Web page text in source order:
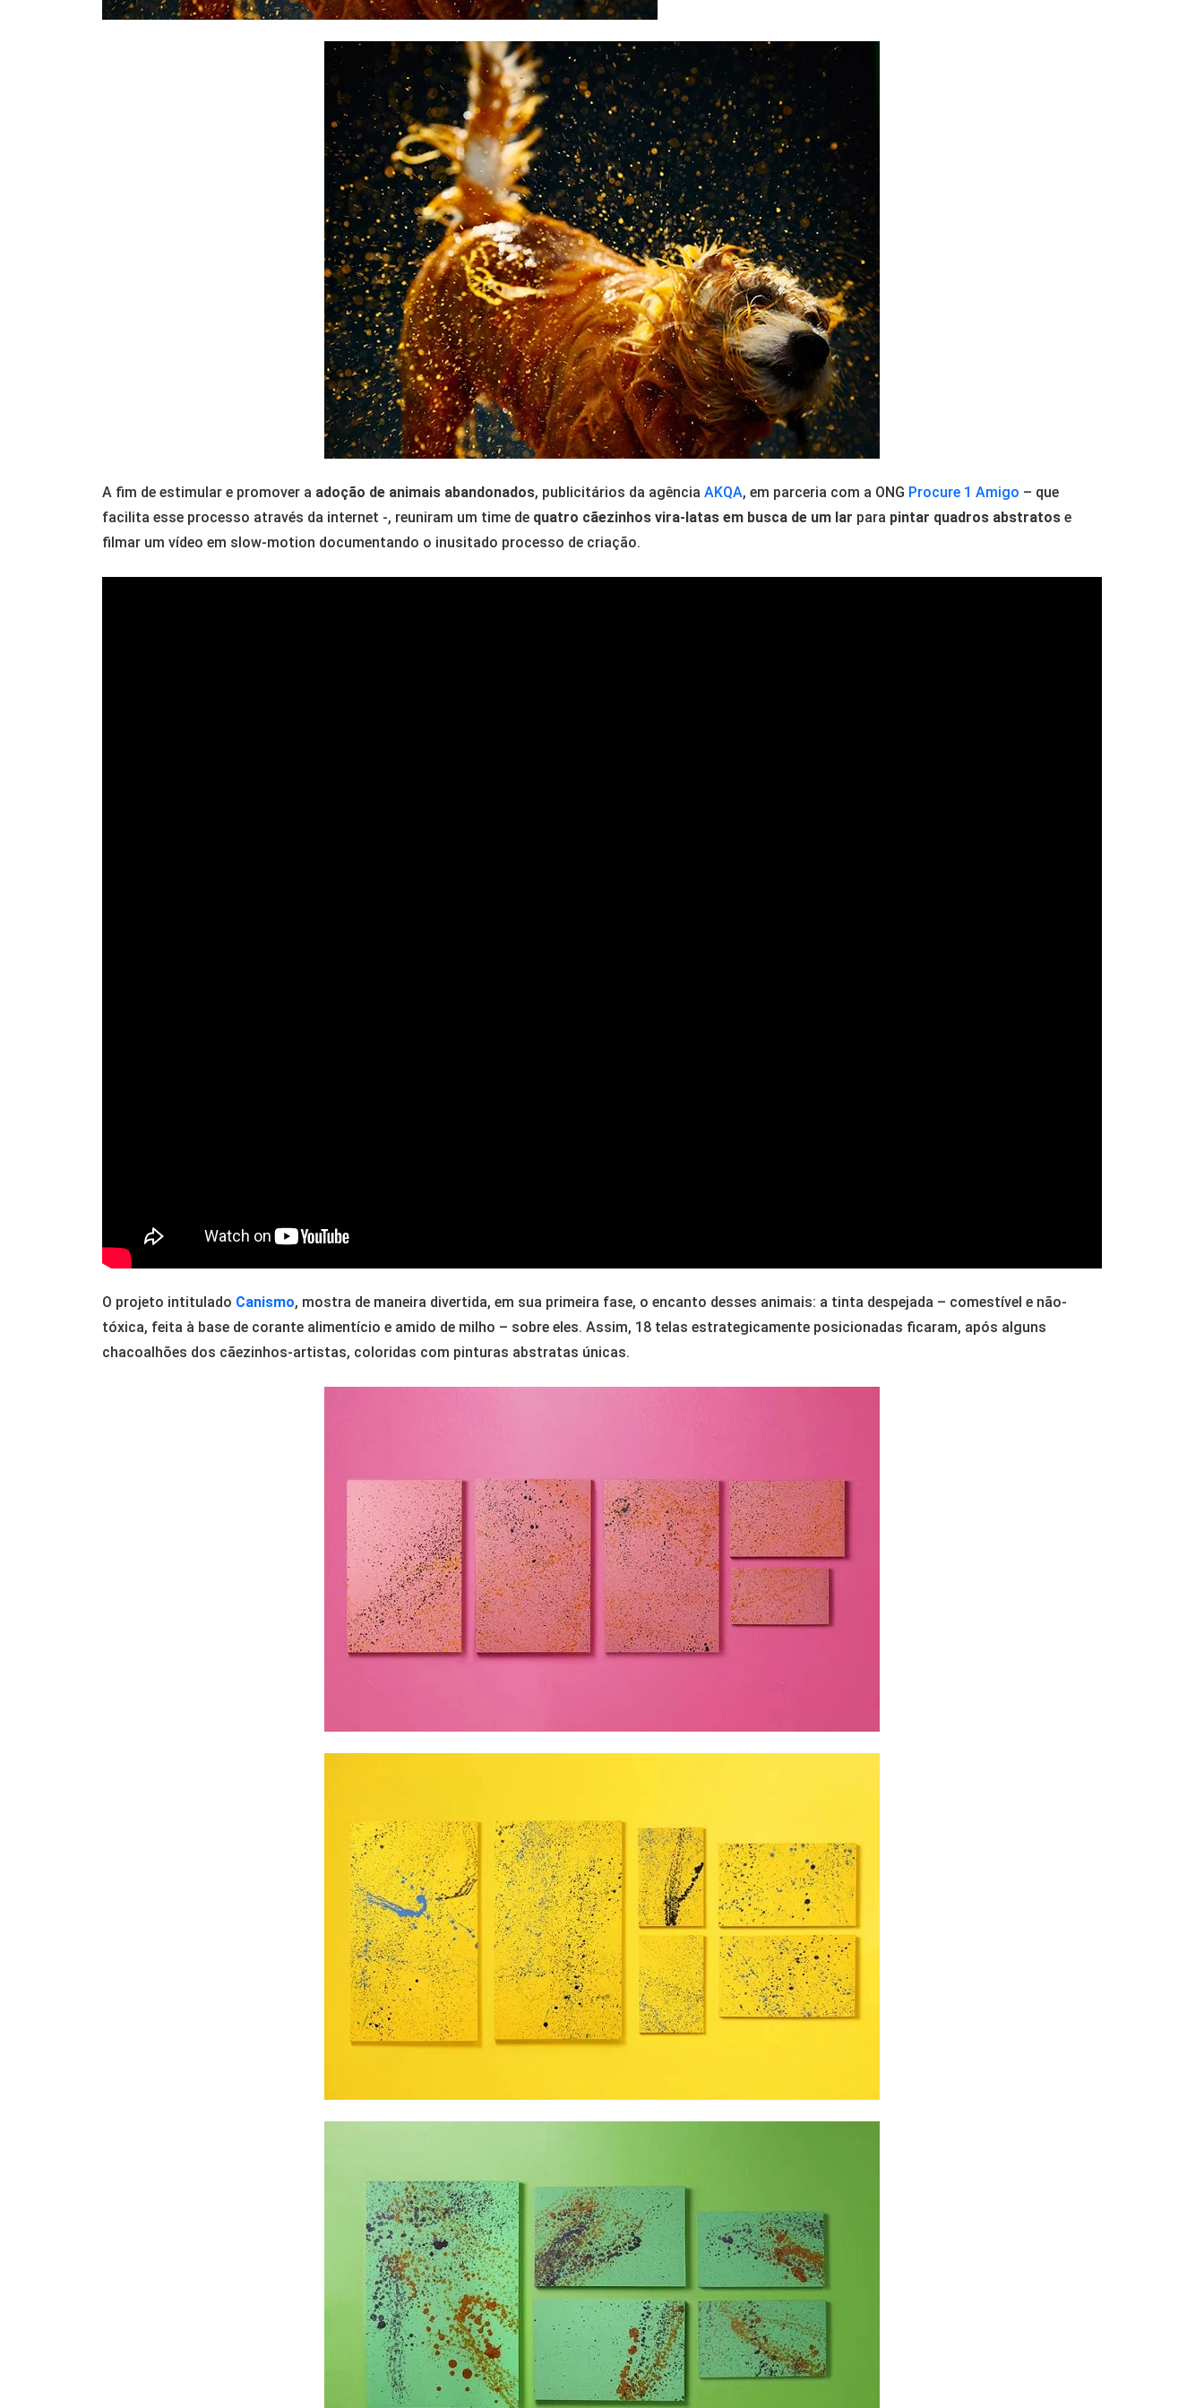
A fim de estimular e promover a adoção de animais abandonados, publicitários da agência AKQA, em parceria com a ONG Procure 1 Amigo – que
facilita esse processo através da internet -, reuniram um time de quatro cãezinhos vira-latas em busca de um lar para pintar quadros abstratos e
filmar um vídeo em slow-motion documentando o inusitado processo de criação.
O projeto intitulado Canismo, mostra de maneira divertida, em sua primeira fase, o encanto desses animais: a tinta despejada – comestível e não-
tóxica, feita à base de corante alimentício e amido de milho – sobre eles. Assim, 18 telas estrategicamente posicionadas ficaram, após alguns
chacoalhões dos cãezinhos-artistas, coloridas com pinturas abstratas únicas.